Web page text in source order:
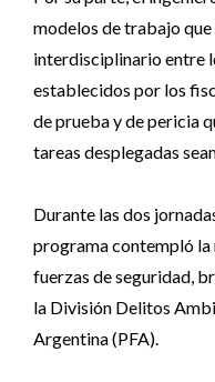
modelos de trabajo
interdisciplinario entre
establecidos por los
de prueba y de pericia
tareas desplegadas
Durante las dos
programa contempló la
fuerzas de seguridad,
la División Delitos
Argentina (PFA).